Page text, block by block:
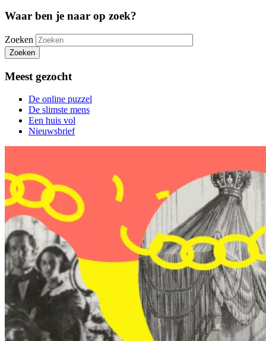
Waar ben je naar op zoek?
Zoeken
Zoeken
Meest gezocht
De online puzzel
De slimste mens
Een huis vol
Nieuwsbrief